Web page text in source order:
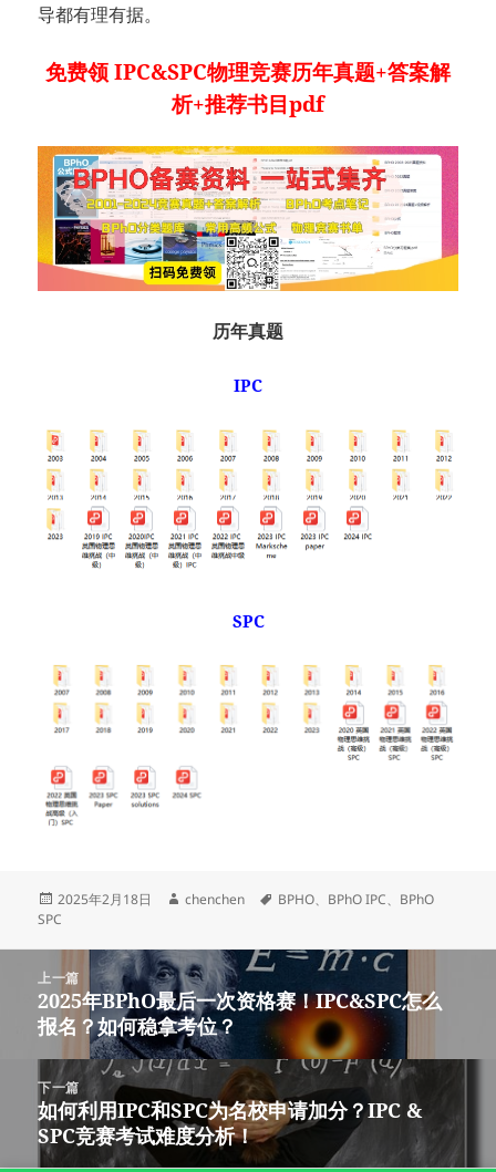
导都有理有据。
免费领 IPC&SPC物理竞赛历年真题+答案解
析+推荐书目pdf
历年真题
IPC
SPC
发
布
2025年2月18日
作
chenchen
标
BPHO、 BPhO IPC、 BPhO
SPC
上一篇
上
篇
文
章：
2025年BPhO最后一次资格赛！IPC&SPC怎么
报名？如何稳拿考位？
下一篇
下
篇
文
如何利用IPC和SPC为名校申请加分？IPC &
SPC竞赛考试难度分析！